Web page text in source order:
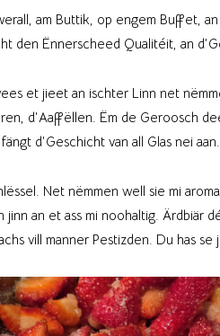
am Buttik, op engem Buffet, an
den Ënnerscheed Qualitéit, an
et jieet an ischter Linn net
d’Aaffëllen. Ëm de Geroosch
d’Geschicht van all Glas nei aan.
Net nëmmen well sie mi
an et ass mi noohaltig. Ärdbiär
vill manner Pestizden. Du has